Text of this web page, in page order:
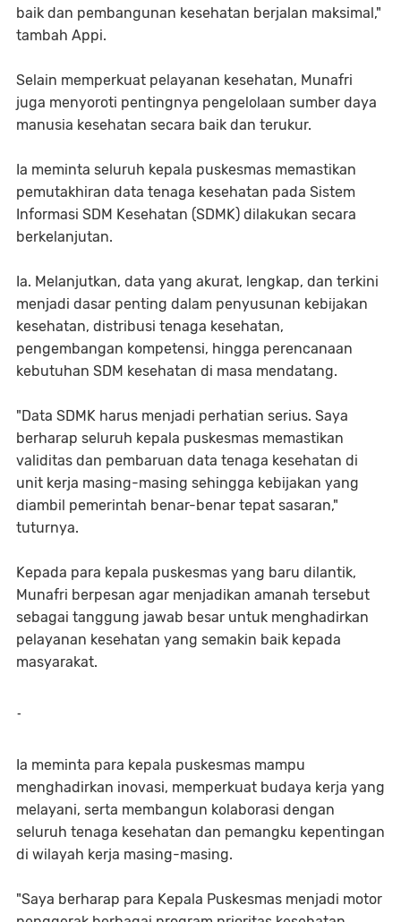
baik dan pembangunan kesehatan berjalan maksimal,"
tambah Appi.
Selain memperkuat pelayanan kesehatan, Munafri
juga menyoroti pentingnya pengelolaan sumber daya
manusia kesehatan secara baik dan terukur.
Ia meminta seluruh kepala puskesmas memastikan
pemutakhiran data tenaga kesehatan pada Sistem
Informasi SDM Kesehatan (SDMK) dilakukan secara
berkelanjutan.
Ia. Melanjutkan, data yang akurat, lengkap, dan terkini
menjadi dasar penting dalam penyusunan kebijakan
kesehatan, distribusi tenaga kesehatan,
pengembangan kompetensi, hingga perencanaan
kebutuhan SDM kesehatan di masa mendatang.
"Data SDMK harus menjadi perhatian serius. Saya
berharap seluruh kepala puskesmas memastikan
validitas dan pembaruan data tenaga kesehatan di
unit kerja masing-masing sehingga kebijakan yang
diambil pemerintah benar-benar tepat sasaran,"
tuturnya.
Kepada para kepala puskesmas yang baru dilantik,
Munafri berpesan agar menjadikan amanah tersebut
sebagai tanggung jawab besar untuk menghadirkan
pelayanan kesehatan yang semakin baik kepada
masyarakat.
-
Ia meminta para kepala puskesmas mampu
menghadirkan inovasi, memperkuat budaya kerja yang
melayani, serta membangun kolaborasi dengan
seluruh tenaga kesehatan dan pemangku kepentingan
di wilayah kerja masing-masing.
"Saya berharap para Kepala Puskesmas menjadi motor